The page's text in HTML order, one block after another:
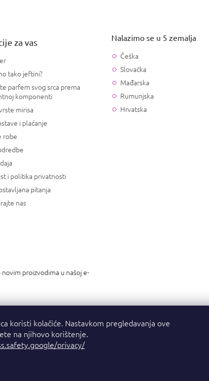
koristi kolačiće. Nastavkom pregledavanja ove
na njihovo korištenje.
privacy/
za vas
tako jeftini?
parfem svog srca prema
komponenti
mirisa
i plaćanje
robe
i politika privatnosti
pitanja
nas
Nalazimo se u 5 zemalja
Češka
Slovačka
Mađarska
Rumunjska
Hrvatska
proizvodima u našoj e-